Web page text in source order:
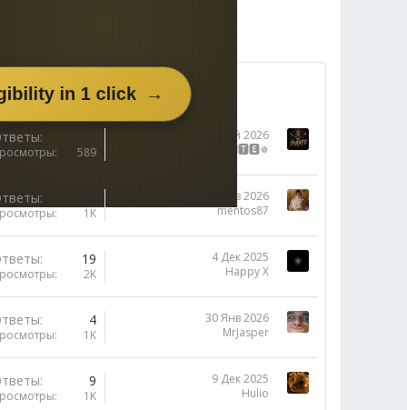
589
12 Май 2026
✵🅿🅸🆁🅰🆃🅴✵
1K
30 Янв 2026
mentos87
19
2K
4 Дек 2025
Happy X
4
1K
30 Янв 2026
MrJasper
9
1K
9 Дек 2025
Hulio